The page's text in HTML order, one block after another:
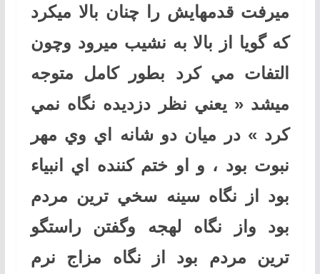
ميرفت قدمهايش را چنان بالا ميكرد
كه گويا از بالا به نشيب ميرود وچون
التفات مي كرد بطور كامل متوجه
ميشد « يعني نظر دزديده نگاه نمي
كرد » در ميان دو شانه اي وي مهر
نبوت بود ، و او ختم كننده اي انبياء
بود از نگاه سينه سخي ترين مردم
بود واز نگاه لهجه وگفتن راستگو
ترين مردم بود از نگاه مزاج نرم